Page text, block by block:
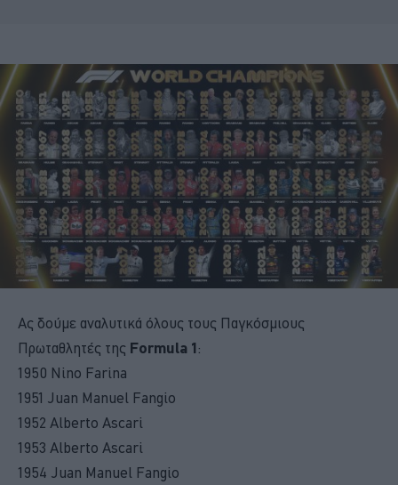
Ας δούμε αναλυτικά όλους τους Παγκόσμιους
Πρωταθλητές της Formula 1:
1950 Nino Farina
1951 Juan Manuel Fangio
1952 Alberto Ascari
1953 Alberto Ascari
1954 Juan Manuel Fangio